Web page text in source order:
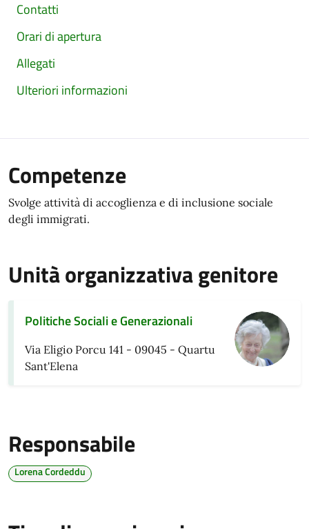
Contatti
Orari di apertura
Allegati
Ulteriori informazioni
Competenze
Svolge attività di accoglienza e di inclusione sociale
degli immigrati.
Unità organizzativa genitore
Politiche Sociali e Generazionali
Via Eligio Porcu 141 - 09045 - Quartu
Sant'Elena
Responsabile
Lorena Cordeddu